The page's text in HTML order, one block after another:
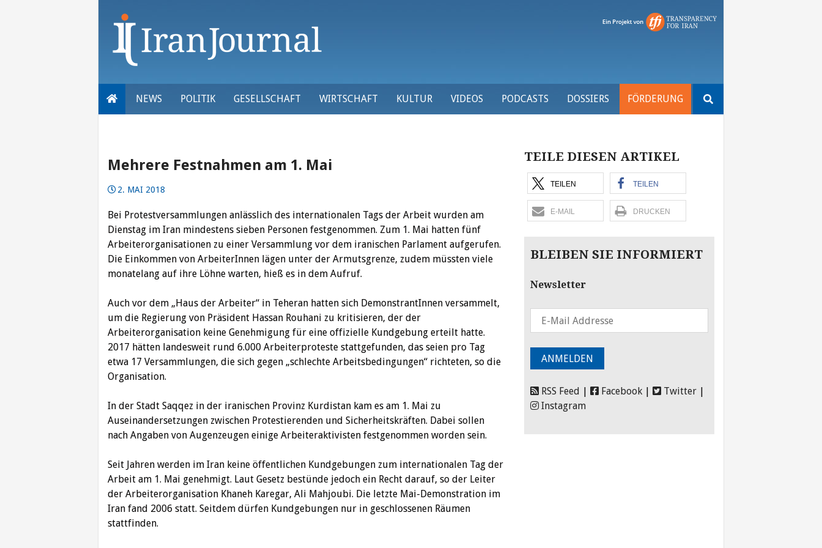
NEWS POLITIK GESELLSCHAFT WIRTSCHAFT KULTUR VIDEOS PODCASTS DOSSIERS FÖRDERUNG
nach:
Mehrere Festnahmen am 1. Mai
2. MAI 2018
Bei Protestversammlungen anlässlich des internationalen Tags der Arbeit wurden am
Dienstag im Iran mindestens sieben Personen festgenommen. Zum 1. Mai hatten fünf
Arbeiterorganisationen zu einer Versammlung vor dem iranischen Parlament aufgerufen.
Die Einkommen von ArbeiterInnen lägen unter der Armutsgrenze, zudem müssten viele
monatelang auf ihre Löhne warten, hieß es in dem Aufruf.
Auch vor dem „Haus der Arbeiter“ in Teheran hatten sich DemonstrantInnen versammelt,
um die Regierung von Präsident Hassan Rouhani zu kritisieren, der der
Arbeiterorganisation keine Genehmigung für eine offizielle Kundgebung erteilt hatte.
2017 hätten landesweit rund 6.000 Arbeiterproteste stattgefunden, das seien pro Tag
etwa 17 Versammlungen, die sich gegen „schlechte Arbeitsbedingungen“ richteten, so die
Organisation.
In der Stadt Saqqez in der iranischen Provinz Kurdistan kam es am 1. Mai zu
Auseinandersetzungen zwischen Protestierenden und Sicherheitskräften. Dabei sollen
nach Angaben von Augenzeugen einige Arbeiteraktivisten festgenommen worden sein.
Seit Jahren werden im Iran keine öffentlichen Kundgebungen zum internationalen Tag der
Arbeit am 1. Mai genehmigt. Laut Gesetz bestünde jedoch ein Recht darauf, so der Leiter
der Arbeiterorganisation Khaneh Karegar, Ali Mahjoubi. Die letzte Mai-Demonstration im
Iran fand 2006 statt. Seitdem dürfen Kundgebungen nur in geschlossenen Räumen
stattfinden.
TEILE DIESEN ARTIKEL
TEILEN TEILEN
E-MAIL DRUCKEN
BLEIBEN SIE INFORMIERT
Newsletter
RSS Feed Facebook Twitter
Instagram